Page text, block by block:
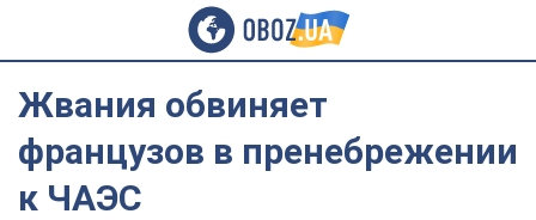
Жвания обвиняет
французов в пренебрежении
к ЧАЭС